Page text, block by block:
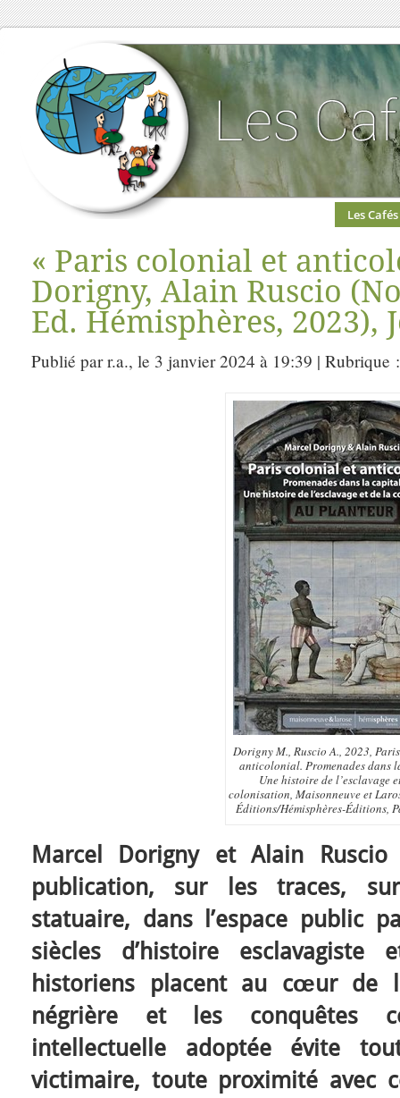
Les Cafés
« Paris colonial et
Dorigny, Alain Ruscio
Ed. Hémisphères, 2023),
Publié par r.a., le 3 janvier 2024 à 19:39 | Rubrique
Dorigny M., Ruscio A., 2023,
anticolonial. Promenades dans
Une histoire de l’esclavage
colonisation, Maisonneuve et
Éditions/Hémisphères-Éditions,
Marcel Dorigny et Alain
publication, sur les traces,
statuaire, dans l’espace public
siècles d’histoire esclavagiste
historiens placent au cœur de
négrière et les conquêtes
intellectuelle adoptée évite
victimaire, toute proximité avec